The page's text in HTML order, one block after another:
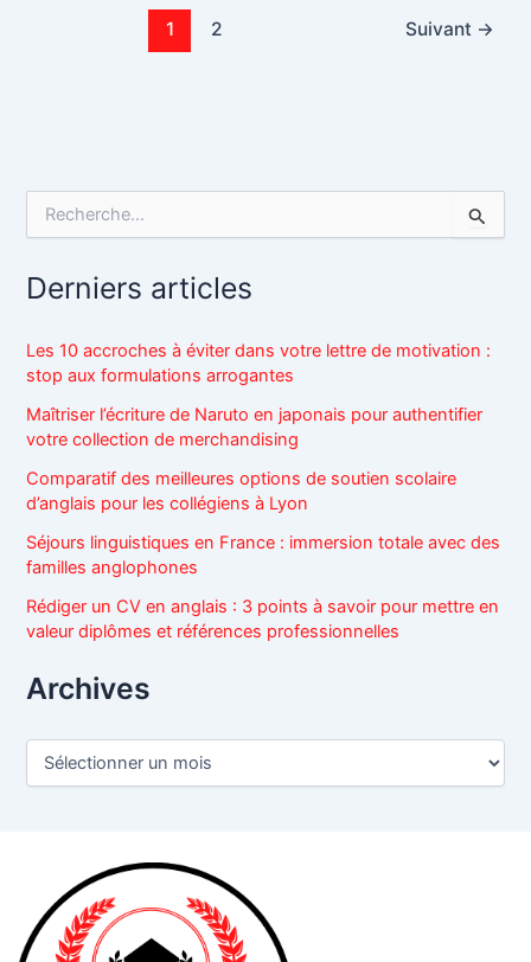
1 2 Suivant →
e
c
r
Derniers articles
Les 10 accroches à éviter dans votre lettre de motivation :
stop aux formulations arrogantes
Maîtriser l’écriture de Naruto en japonais pour authentifier
votre collection de merchandising
Comparatif des meilleures options de soutien scolaire
d’anglais pour les collégiens à Lyon
Séjours linguistiques en France : immersion totale avec des
familles anglophones
Rédiger un CV en anglais : 3 points à savoir pour mettre en
valeur diplômes et références professionnelles
Archives